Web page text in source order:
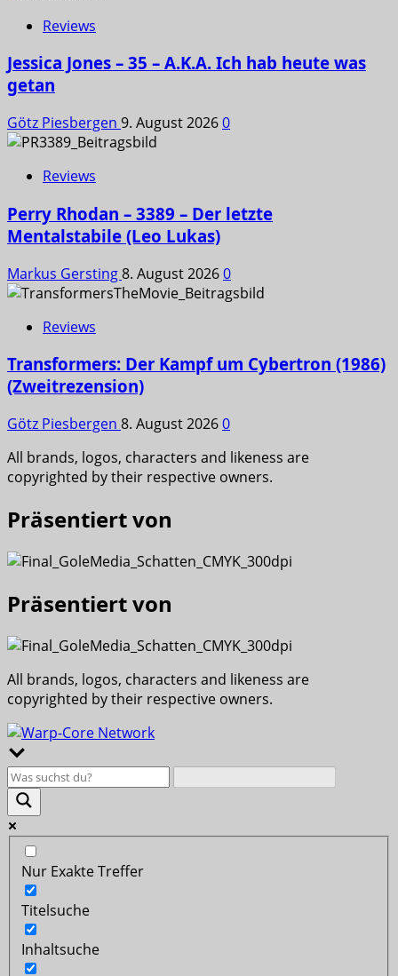
Reviews
Jessica Jones – 35 – A.K.A. Ich hab heute was
getan
Götz Piesbergen 9. August 20260
Reviews
Perry Rhodan – 3389 – Der letzte
Mentalstabile (Leo Lukas)
Markus Gersting8. August 20260
Reviews
Transformers: Der Kampf um Cybertron (1986)
(Zweitrezension)
Götz Piesbergen 8. August 20260
All brands, logos, characters and likeness are
copyrighted by their respective owners.
Präsentiert von
Präsentiert von
All brands, logos, characters and likeness are
copyrighted by their respective owners.
Nur Exakte Treffer
Titelsuche
Inhaltsuche